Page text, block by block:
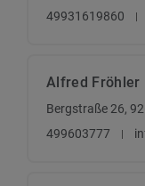
49931619860
Alfred Fröhler
Bergstraße 26,
499603777